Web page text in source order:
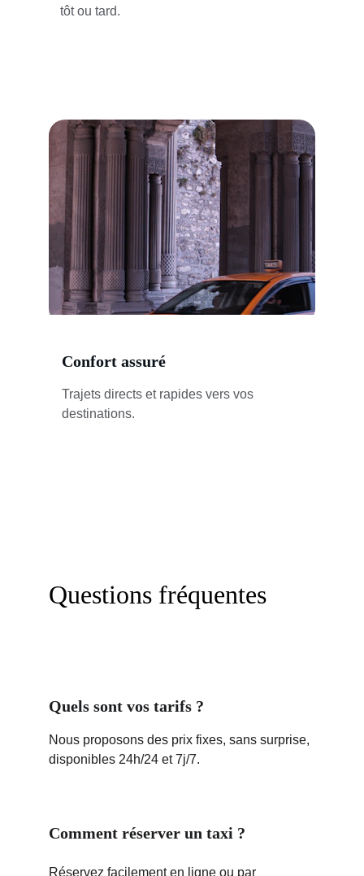
tôt ou tard.
Trajets directs et rapides vers vos
destinations.
Confort assuré
Questions fréquentes
Quels sont vos tarifs ?
Nous proposons des prix fixes, sans surprise,
disponibles 24h/24 et 7j/7.
Comment réserver un taxi ?
Réservez facilement en ligne ou par